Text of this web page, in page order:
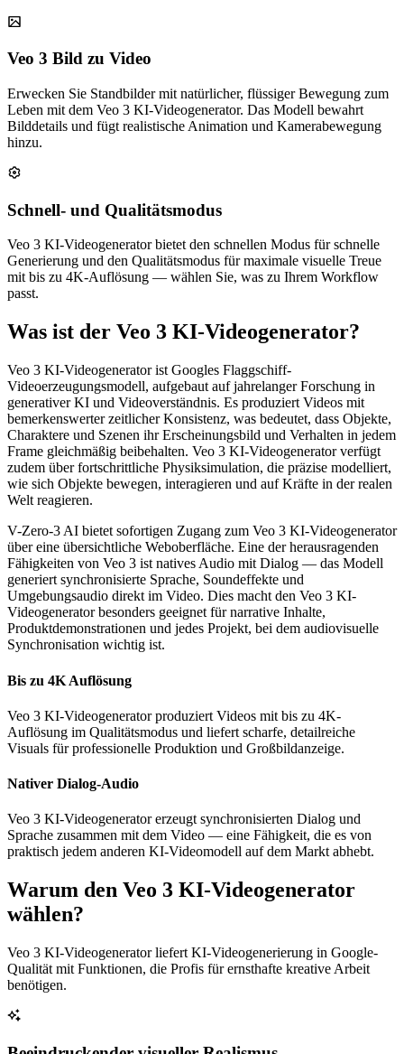
Veo 3 Bild zu Video
Erwecken Sie Standbilder mit natürlicher, flüssiger Bewegung zum
Leben mit dem Veo 3 KI-Videogenerator. Das Modell bewahrt
Bilddetails und fügt realistische Animation und Kamerabewegung
hinzu.
Schnell- und Qualitätsmodus
Veo 3 KI-Videogenerator bietet den schnellen Modus für schnelle
Generierung und den Qualitätsmodus für maximale visuelle Treue
mit bis zu 4K-Auflösung — wählen Sie, was zu Ihrem Workflow
passt.
Was ist der Veo 3 KI-Videogenerator?
Veo 3 KI-Videogenerator ist Googles Flaggschiff-
Videoerzeugungsmodell, aufgebaut auf jahrelanger Forschung in
generativer KI und Videoverständnis. Es produziert Videos mit
bemerkenswerter zeitlicher Konsistenz, was bedeutet, dass Objekte,
Charaktere und Szenen ihr Erscheinungsbild und Verhalten in jedem
Frame gleichmäßig beibehalten. Veo 3 KI-Videogenerator verfügt
zudem über fortschrittliche Physiksimulation, die präzise modelliert,
wie sich Objekte bewegen, interagieren und auf Kräfte in der realen
Welt reagieren.
V-Zero-3 AI bietet sofortigen Zugang zum Veo 3 KI-Videogenerator
über eine übersichtliche Weboberfläche. Eine der herausragenden
Fähigkeiten von Veo 3 ist natives Audio mit Dialog — das Modell
generiert synchronisierte Sprache, Soundeffekte und
Umgebungsaudio direkt im Video. Dies macht den Veo 3 KI-
Videogenerator besonders geeignet für narrative Inhalte,
Produktdemonstrationen und jedes Projekt, bei dem audiovisuelle
Synchronisation wichtig ist.
Bis zu 4K Auflösung
Veo 3 KI-Videogenerator produziert Videos mit bis zu 4K-
Auflösung im Qualitätsmodus und liefert scharfe, detailreiche
Visuals für professionelle Produktion und Großbildanzeige.
Nativer Dialog-Audio
Veo 3 KI-Videogenerator erzeugt synchronisierten Dialog und
Sprache zusammen mit dem Video — eine Fähigkeit, die es von
praktisch jedem anderen KI-Videomodell auf dem Markt abhebt.
Warum den Veo 3 KI-Videogenerator
wählen?
Veo 3 KI-Videogenerator liefert KI-Videogenerierung in Google-
Qualität mit Funktionen, die Profis für ernsthafte kreative Arbeit
benötigen.